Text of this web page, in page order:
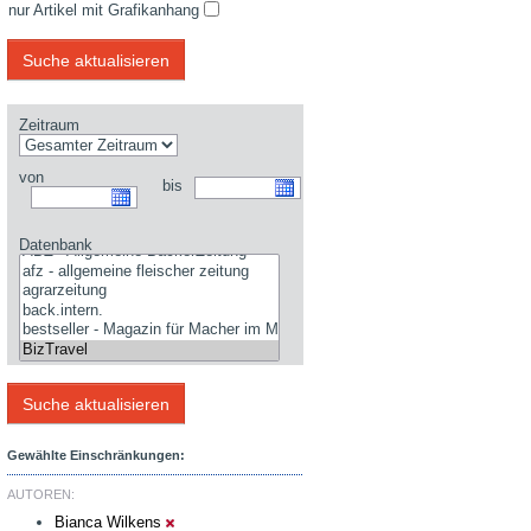
nur Artikel mit Grafikanhang
Zeitraum
von bis
Datenbank
Gewählte Einschränkungen:
AUTOREN:
Bianca Wilkens